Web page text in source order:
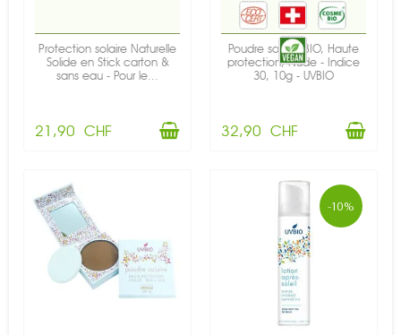
Protection solaire Naturelle
Solide en Stick carton &
sans eau - Pour le...
21,90 CHF
Poudre solaire BIO, Haute
protection, Nude - Indice
30, 10g - UVBIO
32,90 CHF
-10%